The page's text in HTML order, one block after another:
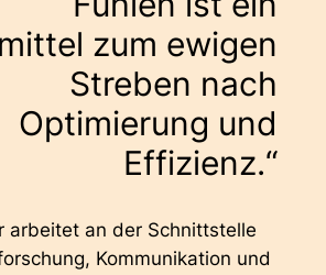
zum ewigen
Streben nach
Optimierung und
Effizienz.“
arbeitet an der Schnittstelle
Kommunikation und